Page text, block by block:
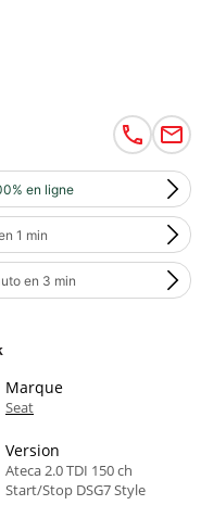
en ligne
1 min
en 3 min
Marque
Seat
Version
Ateca 2.0 TDI 150 ch
Start/Stop DSG7 Style